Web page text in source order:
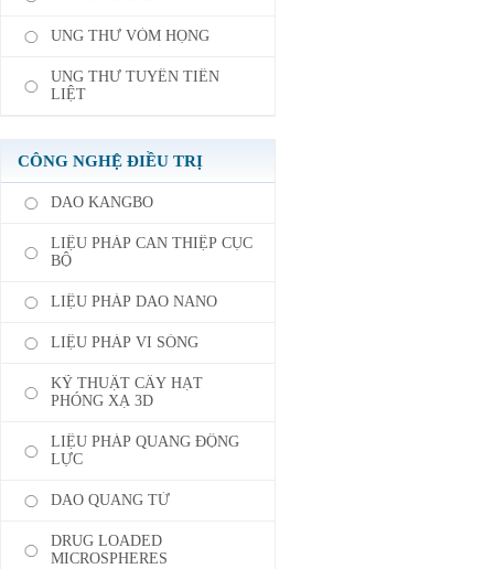
UNG THƯ VÒM HỌNG
UNG THƯ TUYẾN TIỀN
LIỆT
CÔNG NGHỆ ĐIỀU TRỊ
DAO KANGBO
LIỆU PHÁP CAN THIỆP CỤC
BỘ
LIỆU PHÁP DAO NANO
LIỆU PHÁP VI SÓNG
KỸ THUẬT CẤY HẠT
PHÓNG XẠ 3D
LIỆU PHÁP QUANG ĐỘNG
LỰC
DAO QUANG TỬ
DRUG LOADED
MICROSPHERES